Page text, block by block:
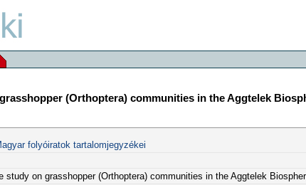
(Orthoptera) communities in the Aggtelek
folyóiratok tartalomjegyzékei
study on grasshopper (Orthoptera) communities in the Aggtelek